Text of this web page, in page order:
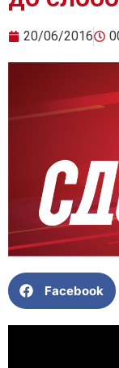
20/06/2016
Facebook